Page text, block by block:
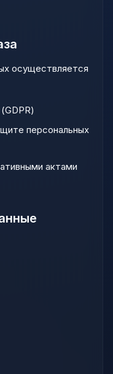
осуществляется
персональных
актами